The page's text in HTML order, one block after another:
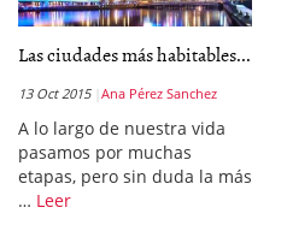
Las ciudades más habitables...
13 Oct 2015 Ana Pérez Sanchez
A lo largo de nuestra vida
pasamos por muchas
etapas, pero sin duda la más
… Leer